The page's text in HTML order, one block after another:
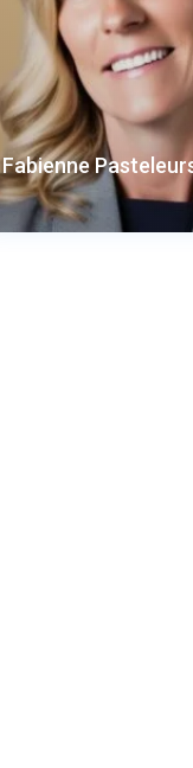
Fabienne